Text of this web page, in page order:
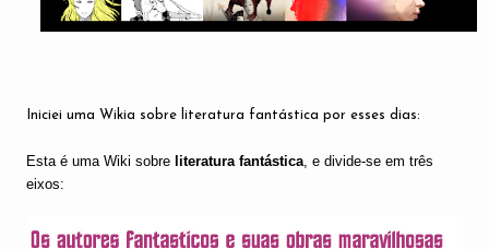
Iniciei uma Wikia sobre literatura fantástica por esses dias:
Esta é uma Wiki sobre literatura fantástica , e divide-se em três
eixos: